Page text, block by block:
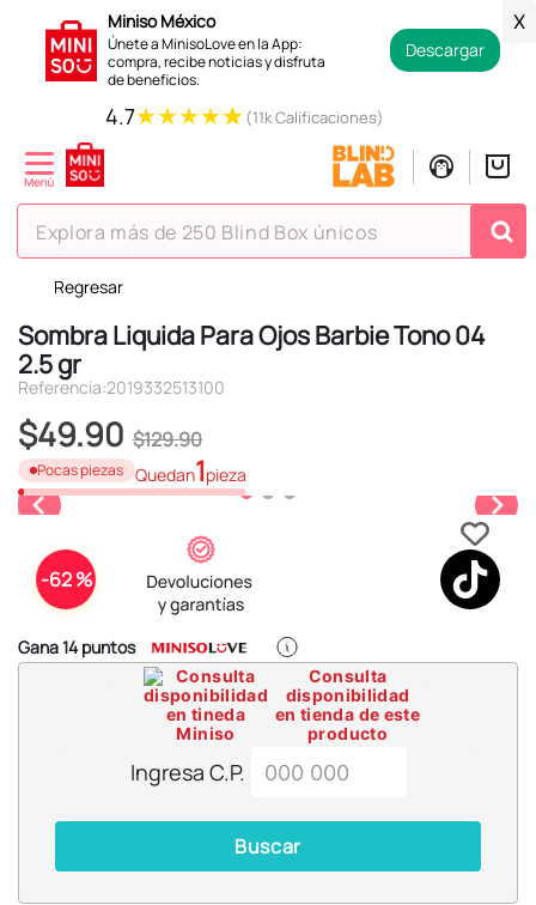
Miniso México
Únete a MinisoLove en la App:
compra, recibe noticias y disfruta
de beneficios.
Descargar
X
4.7★★★★★ (11k Calificaciones)
Explora más de 250 Blind Box únicos
Regresar
Sombra Liquida Para Ojos Barbie Tono 04
2.5 gr
Referencia:2019332513100
$129.90
$49.90
Pocas piezas Quedan1pieza
-62 %
Gana14puntos
Consulta
disponibilidad
en tienda de este
producto
Ingresa C.P.
Buscar
TÉRMINOS MÁS BUSCADOS
1.
hello kitty
2.
spiderman
3
peluche
4.
osito cariñosito
5.
llaveros
7.
pokemon
9.
chiikawas